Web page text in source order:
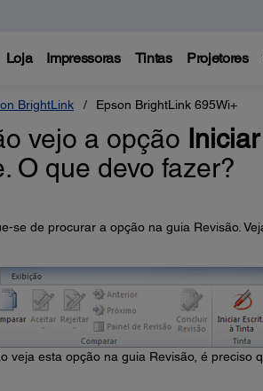
Loja Impressoras Tintas Projetores
BrightLink Epson BrightLink 695Wi+
vejo a opção
O que devo fazer?
se de procurar a opção na guia Revisão.
veja esta opção na guia Revisão, é preciso